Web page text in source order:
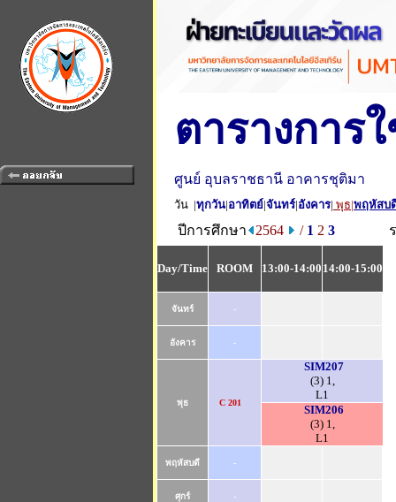
ตารางการ
ศูนย์ อุบลราชธานี อาคารชุติมา
วัน |ทุกวัน|อาทิตย์|จันทร์|อังคาร| พุธ|พฤหัสบ
ปีการศึกษา 2564 / 1 2 3
Day/Time ROOM 13:00-14:00 14:00-15:00
จันทร์ -
อังคาร -
พุธ C 201
SIM207
(3) 1,
L1
SIM206
(3) 1,
L1
พฤหัสบดี -
ศุกร์ -